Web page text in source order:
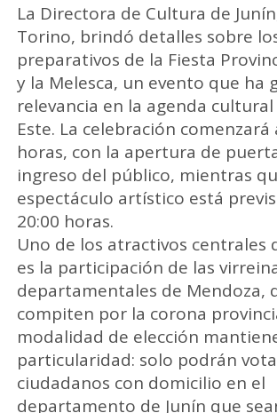
La Directora de Cultura de
Torino, brindó detalles sobre
preparativos de la Fiesta
y la Melesca, un evento que ha
relevancia en la agenda cultural
Este. La celebración comenzará
horas, con la apertura de
ingreso del público, mientras
espectáculo artístico está
20:00 horas.
Uno de los atractivos centrales
es la participación de las
departamentales de Mendoza,
compiten por la corona
modalidad de elección
particularidad: solo podrán
ciudadanos con domicilio en el
departamento de Junín que